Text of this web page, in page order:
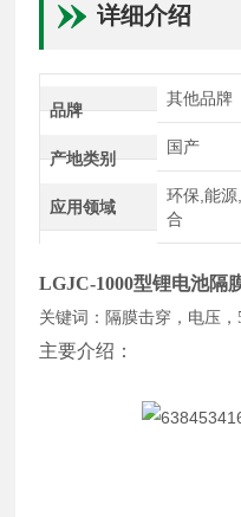
详细介绍
品牌
其他品牌
产地类别
国产
应用领域
环保,能
合
LGJC-1000型锂电池隔
关键词：隔膜击穿，电压，
主要介绍：